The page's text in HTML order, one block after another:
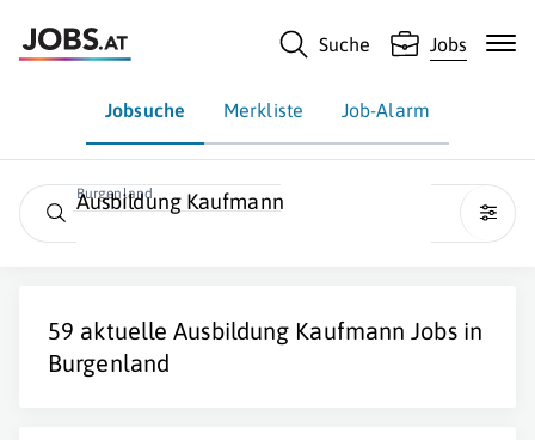
Suche Jobs
Jobsuche Merkliste Job-Alarm
Burgenland
Ausbildung Kaufmann
59 aktuelleAusbildung Kaufmann Jobs in
Burgenland